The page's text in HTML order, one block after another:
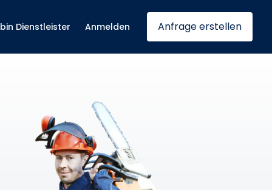
Dienstleister Anmelden Anfrage erstellen